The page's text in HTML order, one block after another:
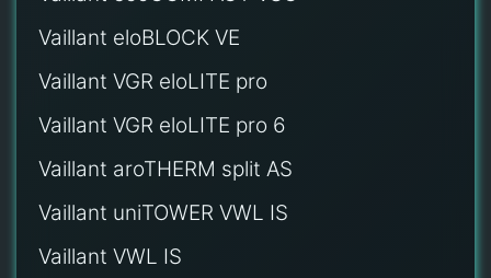
Vaillant eloBLOCK VE
Vaillant VGR eloLITE pro
Vaillant VGR eloLITE pro 6
Vaillant aroTHERM split AS
Vaillant uniTOWER VWL IS
Vaillant VWL IS